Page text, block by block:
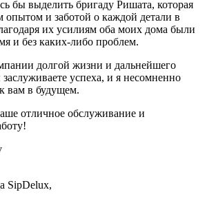
бы выделить бригаду Ришата, которая
опытом и заботой о каждой детали в
их усилиям оба моих дома были
и без каких-либо проблем.
долгой жизни и дальнейшего
успеха, и я несомненно
вам в будущем.
отличное обслуживание и
SipDelux,